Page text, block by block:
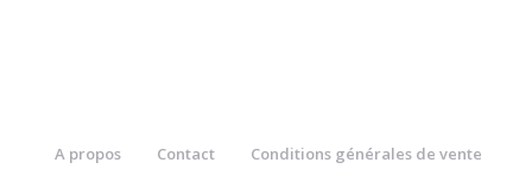
A propos Contact Conditions générales de vente